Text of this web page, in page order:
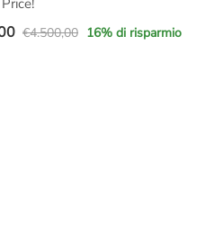
€4.500,00 16% di risparmio